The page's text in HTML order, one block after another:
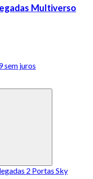
Multiverso
sem juros